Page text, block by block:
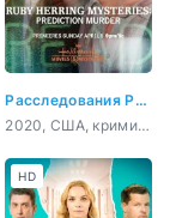
Расследования Руби Херринг: Предсказание убийства
2020, США, криминал, детектив
HD